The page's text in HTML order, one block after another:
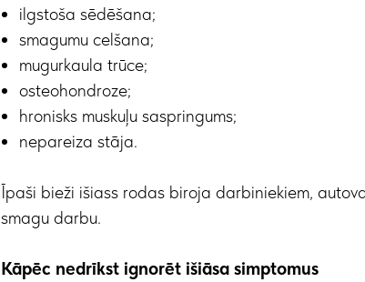
ilgstoša sēdēšana;
smagumu celšana;
mugurkaula trūce;
osteohondroze;
hronisks muskuļu saspringums;
nepareiza stāja.
Īpaši bieži išiass rodas biroja darbiniekiem,
smagu darbu.
Kāpēc nedrīkst ignorēt išiāsa simptomus